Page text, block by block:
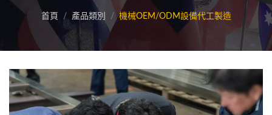
助業者穩定量產、強化製造能量。 / 總興/椿揚是一間專業食
品加工設備製造商，取得獨家加熱系統研發專利，在全球提
供超過500多條油炸生產線，提供客製化多方產業適用的工
業用乾燥機及擔任首間微波能源設備開發應用廠商。總興團
隊帶領你創新食品未來，引領客戶走向「未來式食品機
械」。
首頁 / 產品類別 / 機械OEM/ODM設備代工製造